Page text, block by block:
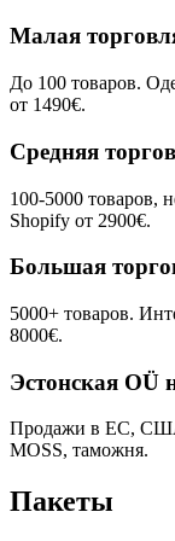
Малая
До 100 товаров.
от 1490€.
Средняя
100-5000 товаров,
Shopify от 2900€.
Большая
5000+ товаров.
8000€.
Эстонская
Продажи в ЕС,
MOSS, таможня.
Пакеты